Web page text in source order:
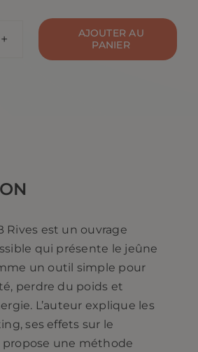
AJOUTER AU
PANIER
Rives est un ouvrage
qui présente le jeûne
un outil simple pour
perdre du poids et
L’auteur explique les
ses effets sur le
une méthode